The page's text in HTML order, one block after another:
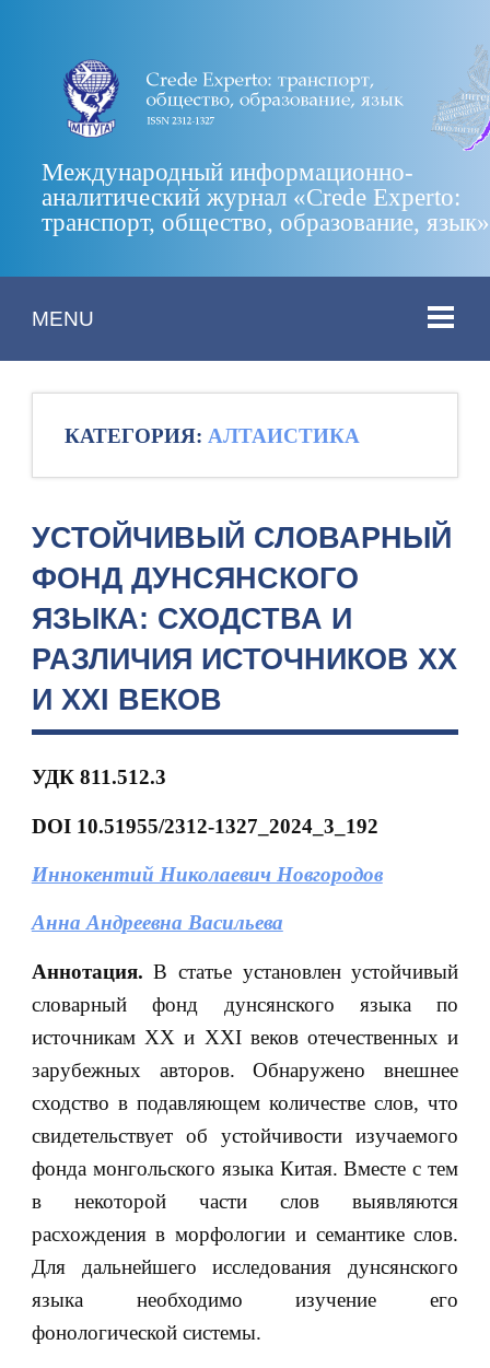
Международный информационно-
аналитический журнал «Crede Experto:
транспорт, общество, образование, язык»
MENU
КАТЕГОРИЯ: АЛТАИСТИКА
УСТОЙЧИВЫЙ СЛОВАРНЫЙ
ФОНД ДУНСЯНСКОГО
ЯЗЫКА: СХОДСТВА И
РАЗЛИЧИЯ ИСТОЧНИКОВ XX
И XXI ВЕКОВ
УДК 811.512.3
DOI 10.51955/2312-1327_2024_3_192
Иннокентий Николаевич Новгородов
Анна Андреевна Васильева
Аннотация. В статье установлен устойчивый
словарный фонд дунсянского языка по
источникам XX и XXI веков отечественных и
зарубежных авторов. Обнаружено внешнее
сходство в подавляющем количестве слов, что
свидетельствует об устойчивости изучаемого
фонда монгольского языка Китая. Вместе с тем
в некоторой части слов выявляются
расхождения в морфологии и семантике слов.
Для дальнейшего исследования дунсянского
языка необходимо изучение его
фонологической системы.